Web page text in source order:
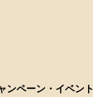
ンペーン・イベント